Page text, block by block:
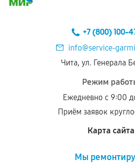
+7 (800) 100-
info@service-
Чита, ул. Генерала
Режим
Ежедневно с 9:00
Приём заявок
Карта сайта
Мы